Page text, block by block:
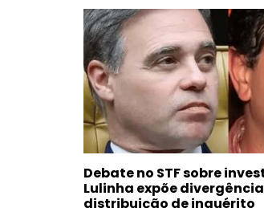
Debate no STF sobre
Lulinha expõe
distribuição de inquérito